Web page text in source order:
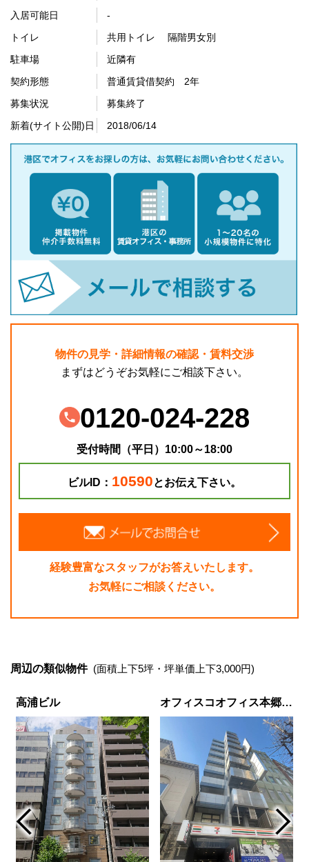
入居可能日
-
トイレ
共用トイレ 隔階男女別
駐車場
近隣有
契約形態
普通賃貸借契約 2年
募集状況
募集終了
新着(サイト公開)日
2018/06/14
物件の見学・詳細情報の確認・賃料交渉
まずはどうぞお気軽にご相談下さい。
0120-024-228
受付時間（平日）10:00～18:00
ビルID： 10590とお伝え下さい。
経験豊富なスタッフがお答えいたします。
お気軽にご相談ください。
周辺の類似物件 (面積上下5坪・坪単価上下3,000円)